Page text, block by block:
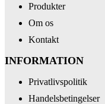
Produkter
Om os
Kontakt
INFORMATION
Privatlivspolitik
Handelsbetingelser